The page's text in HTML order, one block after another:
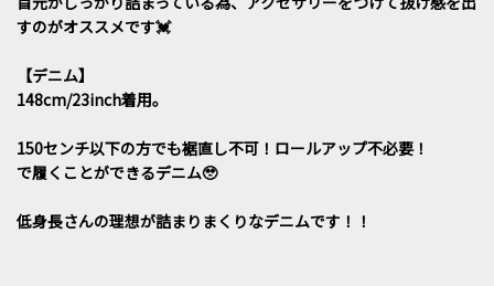
すのがオススメです💓
【デニム】
148cm/23inch着用。
150センチ以下の方でも裾直し不可！ロールアップ不必要！
で履くことができるデニム🥹
低身長さんの理想が詰まりまくりなデニムです！！